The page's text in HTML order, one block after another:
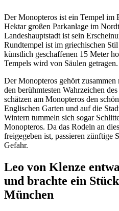
Der Monopteros ist ein Tempel im
Hektar großen Parkanlage im
Landeshauptstadt ist sein
Rundtempel ist im griechischen
künstlich geschaffenen 15 Meter
Tempels wird von Säulen getragen.
Der Monopteros gehört
den berühmtesten Wahrzeichen
schätzen am Monopteros den
Englischen Garten und auf die
Wintern tummeln sich sogar
Monopteros. Da das Rodeln an
freigegeben ist, passieren zünftige
Gefahr.
Leo von Klenze
und brachte ein
München